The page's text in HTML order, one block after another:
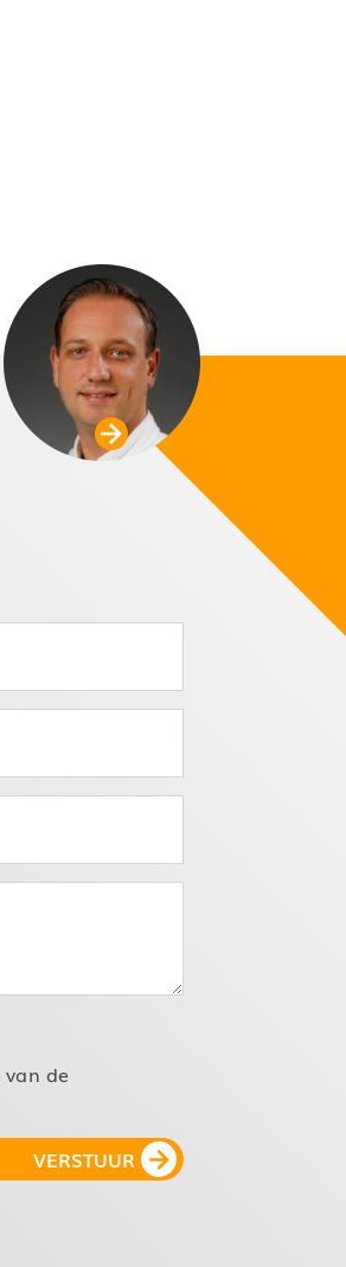
de
VERSTUUR